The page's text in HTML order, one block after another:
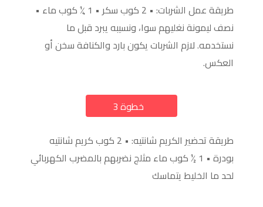
طريقة عمل الشربات: • 2 كوب سكر • 1 ¼ كوب ماء •
نصف ليمونة نغليهم سوا، ونسيبه يبرد قبل ما
نستخدمه. لازم الشربات يكون بارد والكنافة سخن أو
العكس.
خطوة 3
طريقة تحضير الكريم شانتيه: • 2 كوب كريم شانتيه
بودرة • 1 ½ كوب ماء مثلج نضربهم بالمضرب الكهربائي
لحد ما الخليط يتماسك